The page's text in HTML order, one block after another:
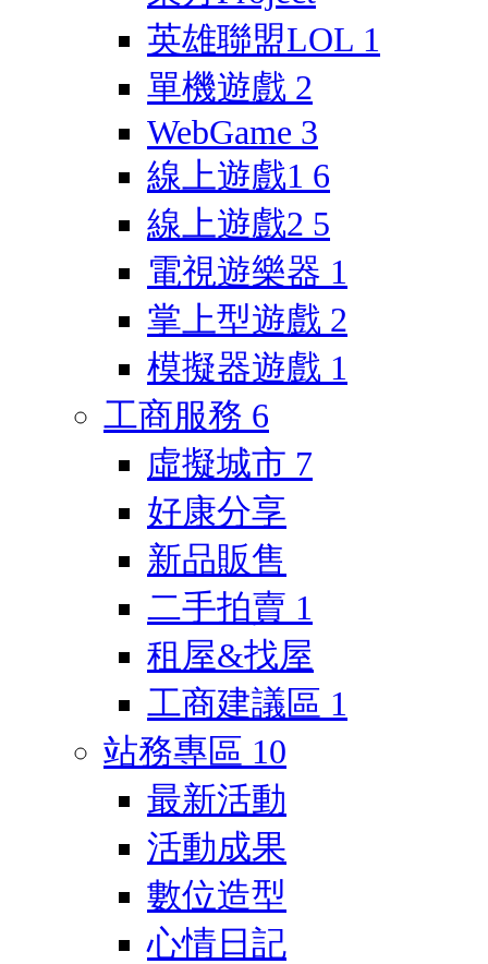
英雄聯盟LOL 1
單機遊戲 2
WebGame 3
線上遊戲1 6
線上遊戲2 5
電視遊樂器 1
掌上型遊戲 2
模擬器遊戲 1
工商服務 6
虛擬城市 7
好康分享
新品販售
二手拍賣 1
租屋&找屋
工商建議區 1
站務專區 10
最新活動
活動成果
數位造型
心情日記